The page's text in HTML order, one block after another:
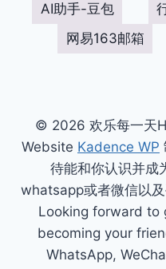
AI助手-豆包
网易163邮箱
© 2026 欢乐每一天
Website Kadence WP
待能和你认识并成
whatsapp或者微信以
Looking forward to
becoming your
WhatsApp,